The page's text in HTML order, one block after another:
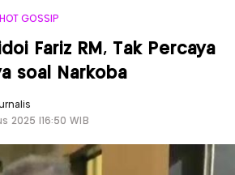
HOT GOSSIP
Fariz RM, Tak Percaya
soal Narkoba
2025 |16:50 WIB